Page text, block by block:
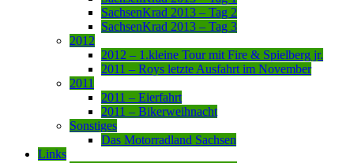
SachsenKrad 2013 – Tag 2
SachsenKrad 2013 – Tag 3
2012
2012 – 1.kleine Tour mit Fire & Spielberg jr.
2011 – Roys letzte Ausfahrt im November
2011
2011 – Eierfahrt
2011 – Bikerweihnacht
Sonstiges
Das Motorradland Sachsen
Links